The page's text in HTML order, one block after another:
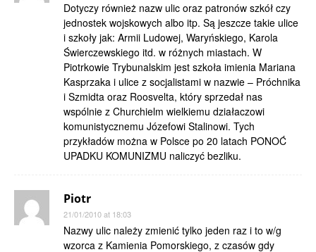
Dotyczy również nazw ulic oraz patronów szkół czy
jednostek wojskowych albo itp. Są jeszcze takie ulice
i szkoły jak: Armii Ludowej, Waryńskiego, Karola
Świerczewskiego itd. w różnych miastach. W
Piotrkowie Trybunalskim jest szkoła imienia Mariana
Kasprzaka i ulice z socjalistami w nazwie – Próchnika
i Szmidta oraz Roosvelta, który sprzedał nas
wspólnie z Churchielm wielkiemu działaczowi
komunistycznemu Józefowi Stalinowi. Tych
przykładów można w Polsce po 20 latach PONOĆ
UPADKU KOMUNIZMU naliczyć bezliku.
Piotr
21/01/2010 at 18:03
Nazwy ulic należy zmienić tylko jeden raz i to w/g
wzorca z Kamienia Pomorskiego, z czasów gdy